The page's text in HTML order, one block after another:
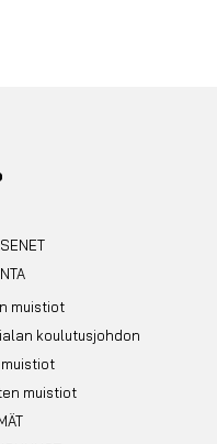
muistiot
koulutusjohdon
muistiot